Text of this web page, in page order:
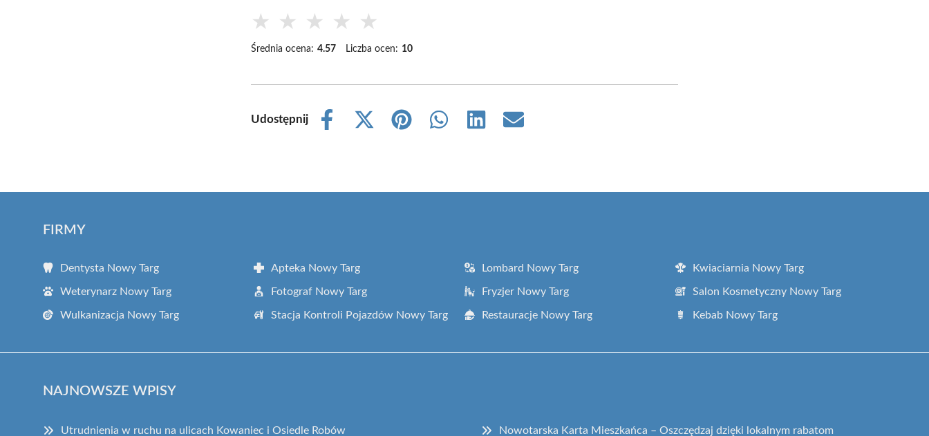
★ ★ ★ ★ ★
Średnia ocena: 4.57 Liczba ocen: 10
Udostępnij
Share
Share
Share
Share
Share
Share
FIRMY
Dentysta Nowy Targ Apteka Nowy Targ Lombard Nowy Targ Kwiaciarnia Nowy Targ
Weterynarz Nowy Targ Fotograf Nowy Targ Fryzjer Nowy Targ Salon Kosmetyczny Nowy Targ
Wulkanizacja Nowy Targ Stacja Kontroli Pojazdów Nowy Targ Restauracje Nowy Targ Kebab Nowy Targ
NAJNOWSZE WPISY
Utrudnienia w ruchu na ulicach Kowaniec i Osiedle Robów Nowotarska Karta Mieszkańca – Oszczędzaj dzięki lokalnym rabatom